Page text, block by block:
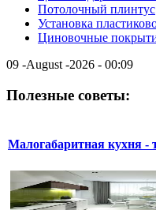
Потолочный плинтус
Установка
Циновочные
09 -August -2026 - 00:09
Полезные советы:
Малогабаритная кухня -